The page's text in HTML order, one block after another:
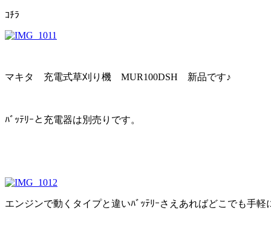
ｺﾁﾗ
マキタ 充電式草刈り機 MUR100DSH 新品です♪
ﾊﾞｯﾃﾘｰと充電器は別売りです。
エンジンで動くタイプと違いﾊﾞｯﾃﾘｰさえあればどこでも手軽